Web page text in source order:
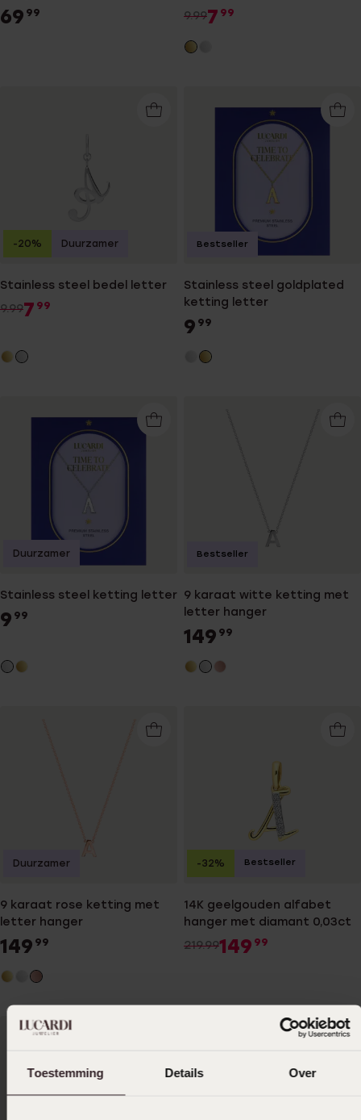
Toestemming Details Over
69 99
9.997 99
Stainless steel bedel letter
9.997 99
-20% Duurzamer
Stainless steel goldplated
ketting letter
9 99
Bestseller
Stainless steel ketting letter
9 99
Duurzamer
9 karaat witte ketting met
letter hanger
149 99
Bestseller
9 karaat rose ketting met
letter hanger
149 99
Duurzamer
14K geelgouden alfabet
hanger met diamant 0,03ct
219.99149 99
-32% Bestseller